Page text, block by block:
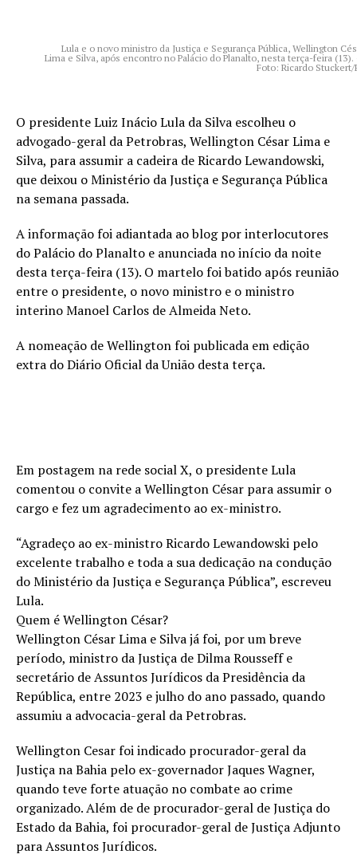
Lula e o novo ministro da Justiça e Segurança Pública, Wellington
Lima e Silva, após encontro no Palácio do Planalto, nesta terça-feira
Foto: Ricardo Stuckert/
O presidente Luiz Inácio Lula da Silva escolheu o
advogado-geral da Petrobras, Wellington César Lima e
Silva, para assumir a cadeira de Ricardo Lewandowski,
que deixou o Ministério da Justiça e Segurança Pública
na semana passada.
A informação foi adiantada ao blog por interlocutores
do Palácio do Planalto e anunciada no início da noite
desta terça-feira (13). O martelo foi batido após reunião
entre o presidente, o novo ministro e o ministro
interino Manoel Carlos de Almeida Neto.
A nomeação de Wellington foi publicada em edição
extra do Diário Oficial da União desta terça.
Em postagem na rede social X, o presidente Lula
comentou o convite a Wellington César para assumir o
cargo e fez um agradecimento ao ex-ministro.
“Agradeço ao ex-ministro Ricardo Lewandowski pelo
excelente trabalho e toda a sua dedicação na condução
do Ministério da Justiça e Segurança Pública”, escreveu
Lula.
Quem é Wellington César?
Wellington César Lima e Silva já foi, por um breve
período, ministro da Justiça de Dilma Rousseff e
secretário de Assuntos Jurídicos da Presidência da
República, entre 2023 e julho do ano passado, quando
assumiu a advocacia-geral da Petrobras.
Wellington Cesar foi indicado procurador-geral da
Justiça na Bahia pelo ex-governador Jaques Wagner,
quando teve forte atuação no combate ao crime
organizado. Além de de procurador-geral de Justiça do
Estado da Bahia, foi procurador-geral de Justiça Adjunto
para Assuntos Jurídicos.